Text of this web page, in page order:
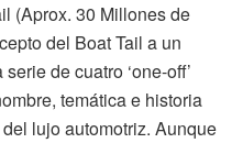
(Aprox. 30 Millones de
del Boat Tail a un
de cuatro ‘one-off’
temática e historia
lujo automotriz. Aunque